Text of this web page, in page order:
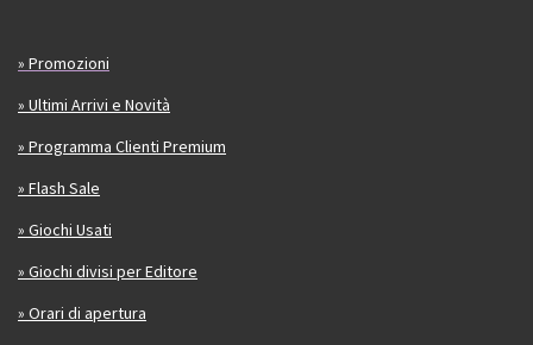
» Promozioni
» Ultimi Arrivi e Novità
» Programma Clienti Premium
» Flash Sale
» Giochi Usati
» Giochi divisi per Editore
» Orari di apertura